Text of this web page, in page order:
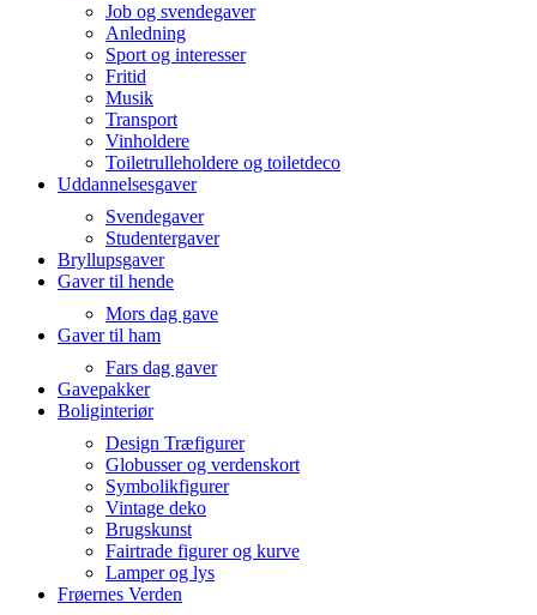
Job og svendegaver
Anledning
Sport og interesser
Fritid
Musik
Transport
Vinholdere
Toiletrulleholdere og toiletdeco
Uddannelsesgaver
Svendegaver
Studentergaver
Bryllupsgaver
Gaver til hende
Mors dag gave
Gaver til ham
Fars dag gaver
Gavepakker
Boliginteriør
Design Træfigurer
Globusser og verdenskort
Symbolikfigurer
Vintage deko
Brugskunst
Fairtrade figurer og kurve
Lamper og lys
Frøernes Verden